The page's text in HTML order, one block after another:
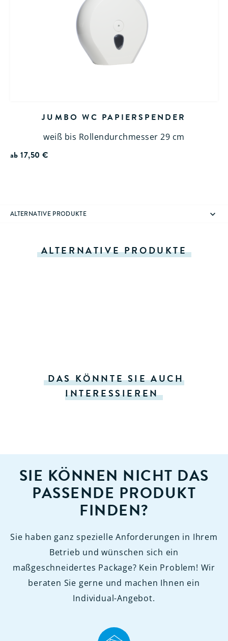
JUMBO WC PAPIERSPENDER
weiß bis Rollendurchmesser 29 cm
ab17,50€
ALTERNATIVE PRODUKTE
ALTERNATIVE PRODUKTE
DAS KÖNNTE SIE AUCH
INTERESSIEREN
SIE KÖNNEN NICHT DAS
PASSENDE PRODUKT
FINDEN?
Sie haben ganz spezielle Anforderungen in Ihrem
Betrieb und wünschen sich ein
maßgeschneidertes Package? Kein Problem! Wir
beraten Sie gerne und machen Ihnen ein
Individual-Angebot.